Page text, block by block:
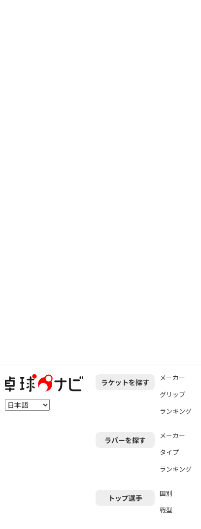
ラケットを探す メーカー
グリップ
ランキング
ラバーを探す メーカー
タイプ
ランキング
トップ選手 国別
戦型